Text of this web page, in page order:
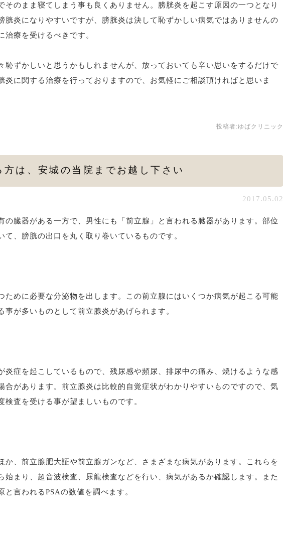
そのまま寝てしまう事も良くありません。膀胱炎を起こす原因の一つとなり
胱炎になりやすいですが、膀胱炎は決して恥ずかしい病気ではありませんの
治療を受けるべきです。
恥ずかしいと思うかもしれませんが、放っておいても辛い思いをするだけで
炎に関する治療を行っておりますので、お気軽にご相談頂ければと思いま
投稿者: ゆばクリニック
は、安城の当院までお越し下さい
2017.05.02
の臓器がある一方で、男性にも「前立腺」と言われる臓器があります。部位
て、膀胱の出口を丸く取り巻いているものです。
ために必要な分泌物を出します。この前立腺にはいくつか病気が起こる可能
事が多いものとして前立腺炎があげられます。
炎症を起こしているもので、残尿感や頻尿、排尿中の痛み、焼けるような感
合があります。前立腺炎は比較的自覚症状がわかりやすいものですので、気
検査を受ける事が望ましいものです。
か、前立腺肥大証や前立腺ガンなど、さまざまな病気があります。これらを
始まり、超音波検査、尿龍検査などを行い、病気があるか確認します。また
言われるPSAの数値を調べます。